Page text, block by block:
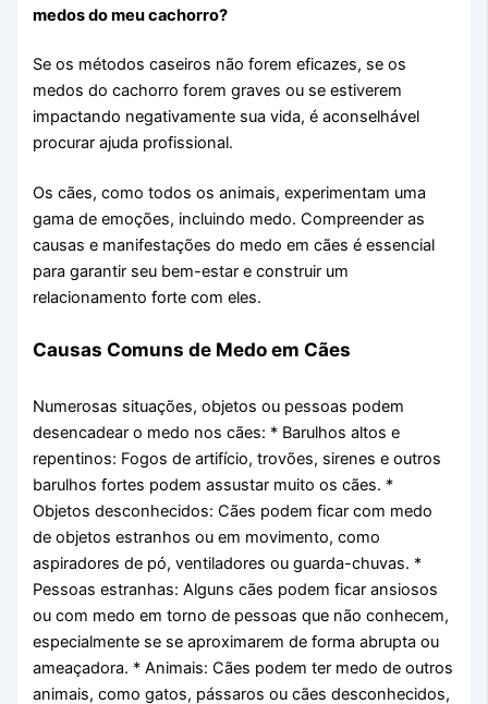
medos do meu cachorro?
Se os métodos caseiros não forem eficazes, se os
medos do cachorro forem graves ou se estiverem
impactando negativamente sua vida, é aconselhável
procurar ajuda profissional.
Os cães, como todos os animais, experimentam uma
gama de emoções, incluindo medo. Compreender as
causas e manifestações do medo em cães é essencial
para garantir seu bem-estar e construir um
relacionamento forte com eles.
Causas Comuns de Medo em Cães
Numerosas situações, objetos ou pessoas podem
desencadear o medo nos cães: * Barulhos altos e
repentinos: Fogos de artifício, trovões, sirenes e outros
barulhos fortes podem assustar muito os cães. *
Objetos desconhecidos: Cães podem ficar com medo
de objetos estranhos ou em movimento, como
aspiradores de pó, ventiladores ou guarda-chuvas. *
Pessoas estranhas: Alguns cães podem ficar ansiosos
ou com medo em torno de pessoas que não conhecem,
especialmente se se aproximarem de forma abrupta ou
ameaçadora. * Animais: Cães podem ter medo de outros
animais, como gatos, pássaros ou cães desconhecidos,